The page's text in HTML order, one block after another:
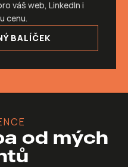
váš web, LinkedIn i
cenu.
BALÍČEK
od mých